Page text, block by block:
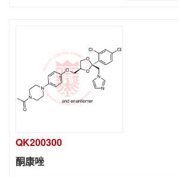
QK200300
酮康唑